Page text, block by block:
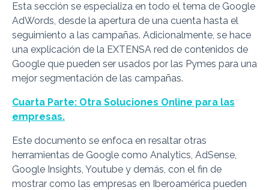
Esta sección se especializa en todo el tema de Google
AdWords, desde la apertura de una cuenta hasta el
seguimiento a las campañas. Adicionalmente, se hace
una explicación de la EXTENSA red de contenidos de
Google que pueden ser usados por las Pymes para una
mejor segmentación de las campañas.
Cuarta Parte: Otra Soluciones Online para las
empresas.
Este documento se enfoca en resaltar otras
herramientas de Google como Analytics, AdSense,
Google Insights, Youtube y demás, con el fin de
mostrar como las empresas en Iberoamérica pueden